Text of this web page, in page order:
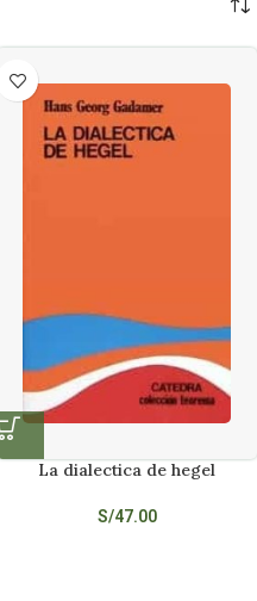
La dialectica de hegel
S/47.00